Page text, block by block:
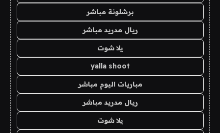
برشلونة مباشر
ريال مدريد مباشر
يلا شوت
yalla shoot
مباريات اليوم مباشر
ريال مدريد مباشر
يلا شوت